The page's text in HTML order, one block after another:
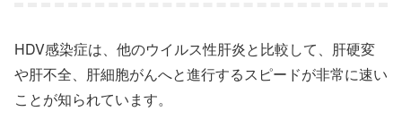
HDV感染症は、他のウイルス性肝炎と比較して、肝硬変
や肝不全、肝細胞がんへと進行するスピードが非常に速い
ことが知られています。